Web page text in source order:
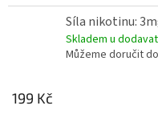
Síla nikotinu:
Skladem u
Můžeme doručit
199 Kč